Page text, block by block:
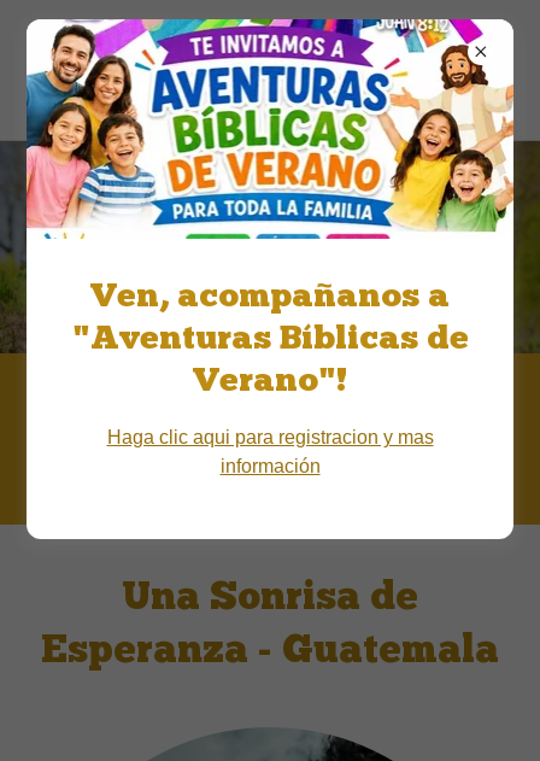
Luz de Esperanza
Covenant Church
Misiones
Viaje Misionero 2025
Una Sonrisa de
Esperanza - Guatemala
Ven, acompañanos a
"Aventuras Bíblicas de
Verano"!
Haga clic aqui para registracion y mas
información